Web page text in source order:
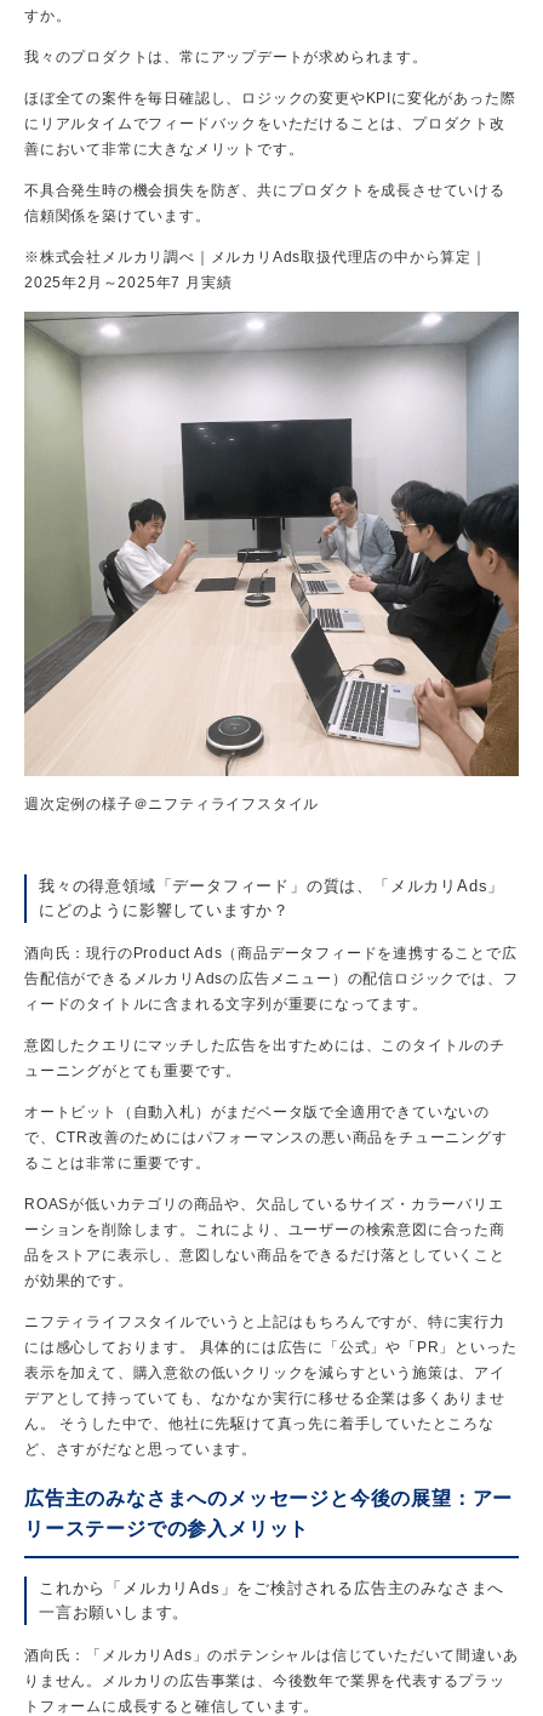
すか。
我々のプロダクトは、常にアップデートが求められます。
ほぼ全ての案件を毎日確認し、ロジックの変更やKPIに変化があった際
にリアルタイムでフィードバックをいただけることは、プロダクト改
善において非常に大きなメリットです。
不具合発生時の機会損失を防ぎ、共にプロダクトを成長させていける
信頼関係を築けています。
※株式会社メルカリ調べ｜メルカリAds取扱代理店の中から算定｜
2025年2月～2025年7 月実績
週次定例の様子＠ニフティライフスタイル
我々の得意領域「データフィード」の質は、「メルカリAds」
にどのように影響していますか？
酒向氏：現行のProduct Ads（商品データフィードを連携することで広
告配信ができるメルカリAdsの広告メニュー）の配信ロジックでは、フ
ィードのタイトルに含まれる文字列が重要になってます。
意図したクエリにマッチした広告を出すためには、このタイトルのチ
ューニングがとても重要です。
オートビット（自動入札）がまだベータ版で全適用できていないの
で、CTR改善のためにはパフォーマンスの悪い商品をチューニングす
ることは非常に重要です。
ROASが低いカテゴリの商品や、欠品しているサイズ・カラーバリエ
ーションを削除します。これにより、ユーザーの検索意図に合った商
品をストアに表示し、意図しない商品をできるだけ落としていくこと
が効果的です。
ニフティライフスタイルでいうと上記はもちろんですが、特に実行力
には感心しております。 具体的には広告に「公式」や「PR」といった
表示を加えて、購入意欲の低いクリックを減らすという施策は、アイ
デアとして持っていても、なかなか実行に移せる企業は多くありませ
ん。 そうした中で、他社に先駆けて真っ先に着手していたところな
ど、さすがだなと思っています。
広告主のみなさまへのメッセージと今後の展望：アー
リーステージでの参入メリット
これから「メルカリAds」をご検討される広告主のみなさまへ
一言お願いします。
酒向氏：「メルカリAds」のポテンシャルは信じていただいて間違いあ
りません。メルカリの広告事業は、今後数年で業界を代表するプラッ
トフォームに成長すると確信しています。